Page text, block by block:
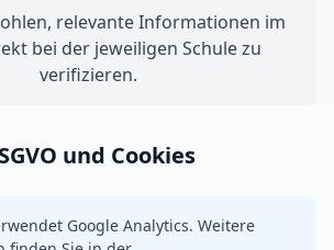
relevante Informationen im
bei der jeweiligen Schule zu
verifizieren.
und Cookies
Google Analytics. Weitere